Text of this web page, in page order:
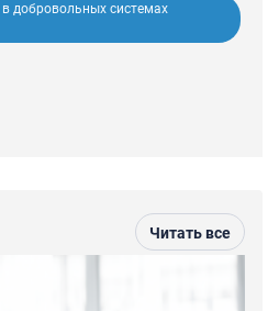
добровольных системах
Читать все